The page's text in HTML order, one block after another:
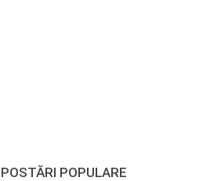
POSTĂRI POPULARE